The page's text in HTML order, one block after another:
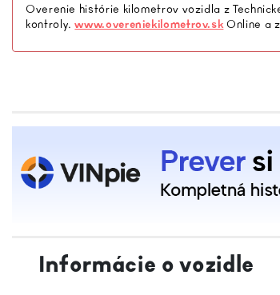
Overenie histórie kilometrov vozidla z
kontroly.www.overeniekilometrov.sk Online a
Informácie o vozidle